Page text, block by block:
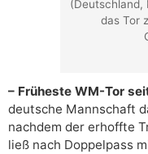
(Deutschland,
das Tor
– Früheste WM-Tor
deutsche Mannschaft
nachdem der erhoffte
ließ nach Doppelpass